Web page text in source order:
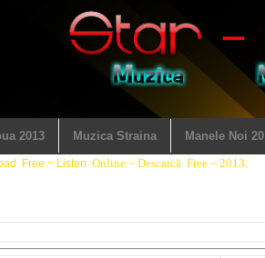
2013 Muzica Straina
Manele Noi
Free ~ Listen Online ~ Descarcă Free ~ 2013.